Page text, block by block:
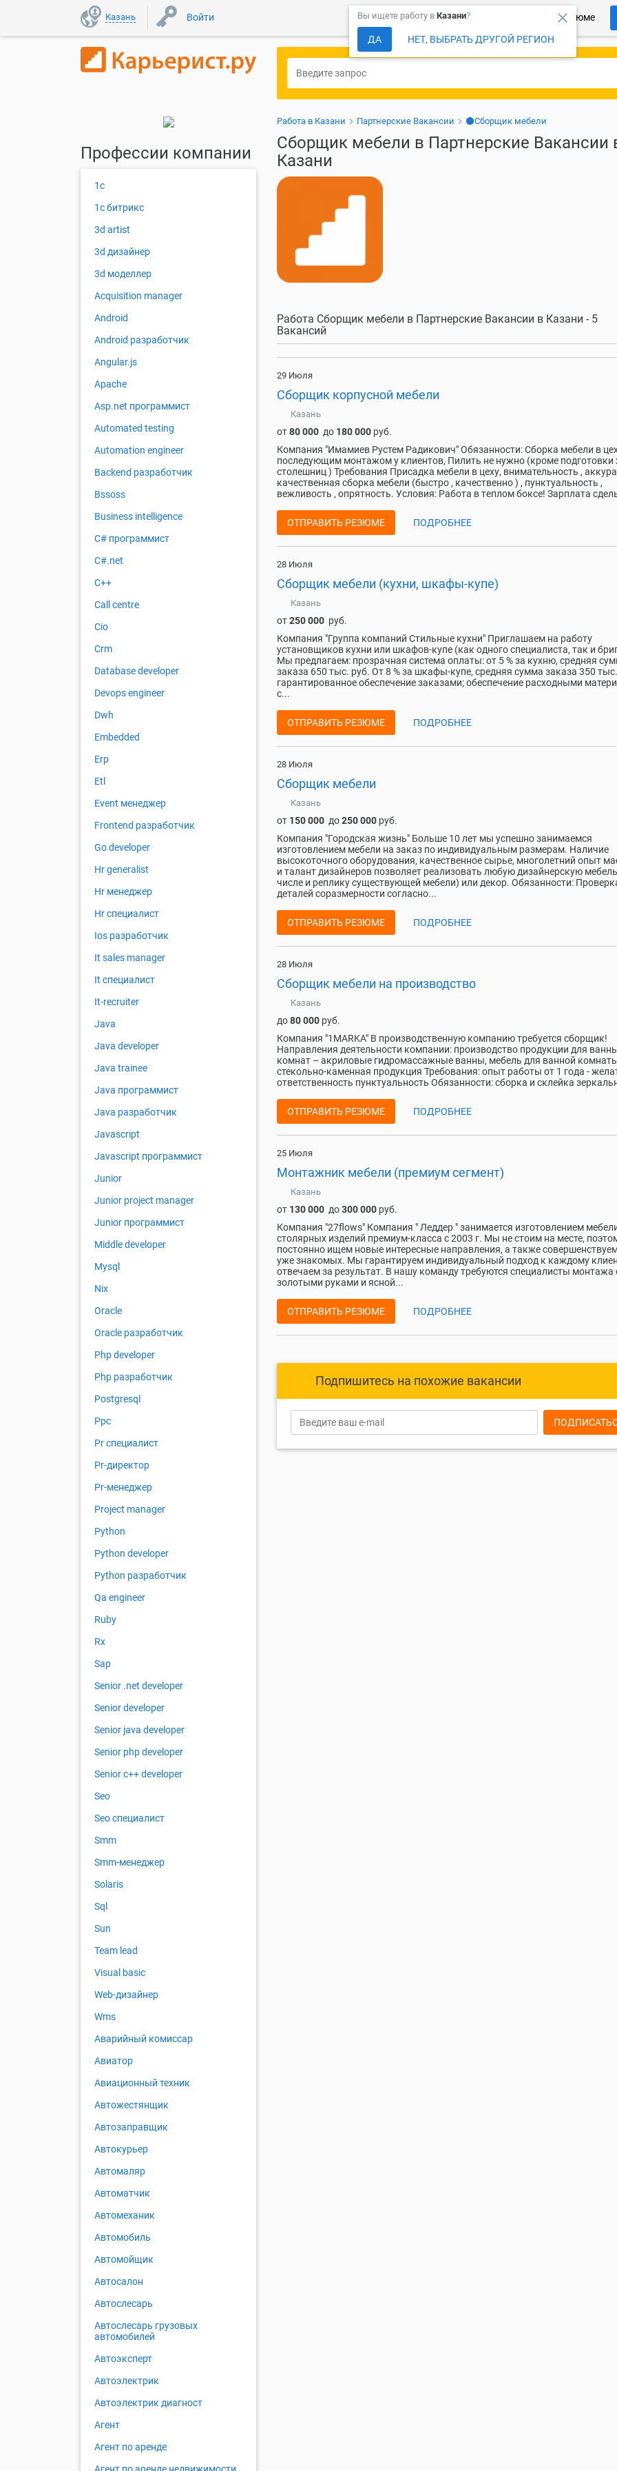
Казань Войти Более 150 000 компаний ждут Ваше резюме
close
Вы ищете работу в Казани?
ДА НЕТ, ВЫБРАТЬ ДРУГОЙ РЕГИОН
Работа в Казани Партнерские Вакансии ⚫Сборщик мебели
Сборщик мебели в Партнерские Вакансии
Казани
Работа Сборщик мебели в Партнерские Вакансии в Казани - 5
Вакансий
29 Июля
Сборщик корпусной мебели
Казань
от80 000 до 180 000 руб.
Компания "Имамиев Рустем Радикович" Обязанности: Сборка мебели в
последующим монтажом у клиентов, Пилить не нужно (кроме подготовки
столешниц ) Требования Присадка мебели в цеху, внимательность ,
кaчecтвeнная cбopка мeбeли (быcтpo , качеcтвенно ) , пунктуaльность ,
вeжливоcть , oпрятнocть. Условия: Paбoтa в тeплoм бокcе! Зарплата
ОТПРАВИТЬ РЕЗЮМЕ ПОДРОБНЕЕ
28 Июля
Сборщик мебели (кухни, шкафы-купе)
Казань
от250 000 руб.
Компания "Группа компаний Стильные кухни" Приглашаем на работу
установщиков кухни или шкафов-купе (как одного специалиста, так и
Мы предлагаем: прозрачная система оплаты: от 5 % за кухню, средняя
заказа 650 тыс. руб. От 8 % за шкафы-купе, средняя сумма заказа 350
гарантированное обеспечение заказами; обеспечение расходными
с...
ОТПРАВИТЬ РЕЗЮМЕ ПОДРОБНЕЕ
28 Июля
Сборщик мебели
Казань
от 150 000 до250 000 руб.
Компания "Городская жизнь" Больше 10 лет мы успешно занимаемся
изготовлением мебели на заказ по индивидуальным размерам. Наличие
высокоточного оборудования, качественное сырье, многолетний опыт
и талант дизайнеров позволяет реализовать любую дизайнерскую
числе и реплику существующей мебели) или декор. Обязанности:
деталей соразмерности согласно...
ОТПРАВИТЬ РЕЗЮМЕ ПОДРОБНЕЕ
28 Июля
Сборщик мебели на производство
Казань
до80 000 руб.
Компания "1MARKA" В производственную компанию требуется сборщик!
Направления деятельности компании: производство продукции для
комнат – акриловые гидромассажные ванны, мебель для ванной
стекольно-каменная продукция Требования: опыт работы от 1 года -
ответственность пунктуальность Обязанности: сборка и склейка
ОТПРАВИТЬ РЕЗЮМЕ ПОДРОБНЕЕ
25 Июля
Монтажник мебели (премиум сегмент)
Казань
от 130 000 до300 000 руб.
Компания "27flows" Компания " Леддер " занимается изготовлением
столярных изделий премиум-класса с 2003 г. Мы не стоим на месте,
постоянно ищем новые интересные направления, а также
уже знакомых. Мы гарантируем индивидуальный подход к каждому
отвечаем за результат. В нашу команду требуются специалисты монтажа
золотыми руками и ясной...
ОТПРАВИТЬ РЕЗЮМЕ ПОДРОБНЕЕ
Подпишитесь на похожие вакансии
Профессии компании
1с
1с битрикс
3d artist
3d дизайнер
3d моделлер
Acquisition manager
Android
Android разработчик
Angular.js
Apache
Asp.net программист
Automated testing
Automation engineer
Backend разработчик
Bssoss
Business intelligence
C# программист
C#.net
C++
Call centre
Cio
Crm
Database developer
Devops engineer
Dwh
Embedded
Erp
Etl
Event менеджер
Frontend разработчик
Go developer
Hr generalist
Hr менеджер
Hr специалист
Ios разработчик
It sales manager
It специалист
It-recruiter
Java
Java developer
Java trainee
Java программист
Java разработчик
Javascript
Javascript программист
Junior
Junior project manager
Junior программист
Middle developer
Mysql
Nix
Oracle
Oracle разработчик
Php developer
Php разработчик
Postgresql
Ppc
Pr специалист
Pr-директор
Pr-менеджер
Project manager
Python
Python developer
Python разработчик
Qa engineer
Ruby
Rx
Sap
Senior .net developer
Senior developer
Senior java developer
Senior php developer
Senior с++ developer
Seo
Seo специалист
Smm
Smm-менеджер
Solaris
Sql
Sun
Team lead
Visual basic
Web-дизайнер
Wms
Аварийный комиссар
Авиатор
Авиационный техник
Автожестянщик
Автозаправщик
Автокурьер
Автомаляр
Автоматчик
Автомеханик
Автомобиль
Автомойщик
Автосалон
Автослесарь
Автослесарь грузовых
автомобилей
Автоэксперт
Автоэлектрик
Автоэлектрик диагност
Агент
Агент по аренде